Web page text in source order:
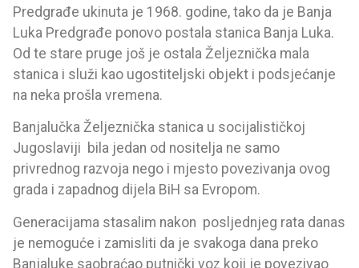
Predgrađe ukinuta je 1968. godine, tako da je Banja
Luka Predgrađe ponovo postala stanica Banja Luka.
Od te stare pruge još je ostala Željeznička mala
stanica i služi kao ugostiteljski objekt i podsjećanje
na neka prošla vremena.
Banjalučka Željeznička stanica u socijalističkoj
Jugoslaviji bila jedan od nositelja ne samo
privrednog razvoja nego i mjesto povezivanja ovog
grada i zapadnog dijela BiH sa Evropom.
Generacijama stasalim nakon posljednjeg rata danas
je nemoguće i zamisliti da je svakoga dana preko
Banjaluke saobraćao putnički voz koji je povezivao